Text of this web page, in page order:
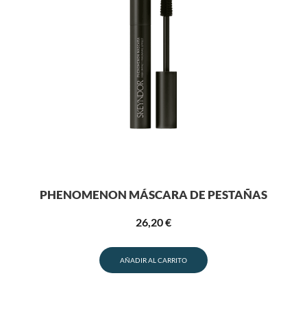
PHENOMENON MÁSCARA DE PESTAÑAS
26,20€
AÑADIR AL CARRITO